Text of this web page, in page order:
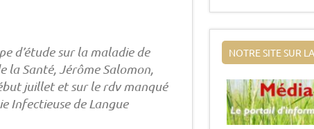
d’étude sur la maladie de
la Santé, Jérôme Salomon,
juillet et sur le rdv manqué
Infectieuse de Langue
NOTRE SITE SUR